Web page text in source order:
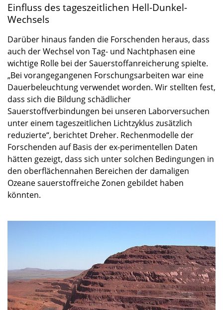
Einfluss des tageszeitlichen Hell-Dunkel-
Wechsels
Darüber hinaus fanden die Forschenden heraus, dass
auch der Wechsel von Tag- und Nachtphasen eine
wichtige Rolle bei der Sauerstoffanreicherung spielte.
„Bei vorangegangenen Forschungsarbeiten war eine
Dauerbeleuchtung verwendet worden. Wir stellten fest,
dass sich die Bildung schädlicher
Sauerstoffverbindungen bei unseren Laborversuchen
unter einem tageszeitlichen Lichtzyklus zusätzlich
reduzierte“, berichtet Dreher. Rechenmodelle der
Forschenden auf Basis der ex-perimentellen Daten
hätten gezeigt, dass sich unter solchen Bedingungen in
den oberflächennahen Bereichen der damaligen
Ozeane sauerstoffreiche Zonen gebildet haben
könnten.